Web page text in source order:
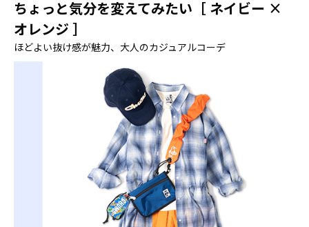
ちょっと気分を変えてみたい［ ネイビー ×
オレンジ ］
ほどよい抜け感が魅力、大人のカジュアルコーデ